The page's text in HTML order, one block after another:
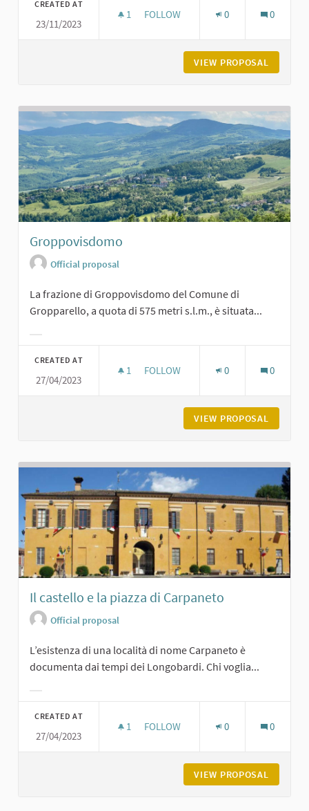
CREATED AT
23/11/2023
1 1 FOLLOWER
FOLLOW 0 0
VIEW PROPOSAL
Groppovisdomo
Official proposal
La frazione di Groppovisdomo del Comune di
Gropparello, a quota di 575 metri s.l.m., è situata...
CREATED AT
27/04/2023
1 1 FOLLOWER
FOLLOW 0 0
VIEW PROPOSAL
Il castello e la piazza di Carpaneto
Official proposal
L’esistenza di una località di nome Carpaneto è
documenta dai tempi dei Longobardi. Chi voglia...
CREATED AT
27/04/2023
1 1 FOLLOWER
FOLLOW 0 0
VIEW PROPOSAL